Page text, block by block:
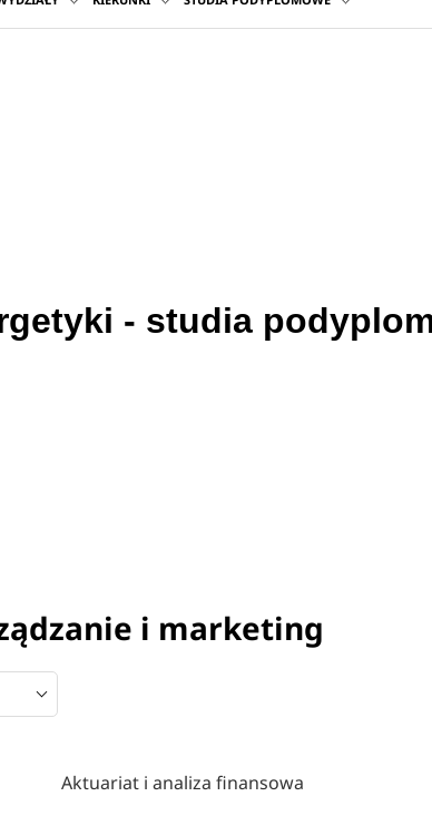
- studia
i marketing
Aktuariat i analiza finansowa